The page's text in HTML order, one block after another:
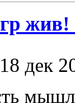
жив!
дек